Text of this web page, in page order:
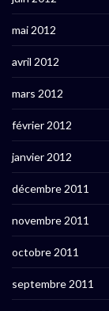
mai 2012
avril 2012
mars 2012
février 2012
janvier 2012
décembre 2011
novembre 2011
octobre 2011
septembre 2011